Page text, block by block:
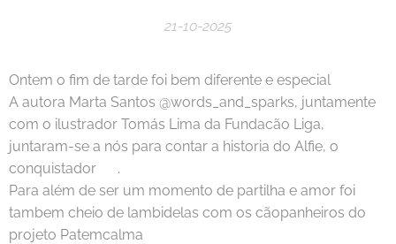
21-10-2025
Ontem o fim de tarde foi bem diferente e especial 🐾🐕
A autora Marta Santos @words_and_sparks, juntamente
com o ilustrador Tomás Lima da Fundacão Liga,
juntaram-se a nós para contar a historia do Alfie, o
conquistador 🐶.
Para além de ser um momento de partilha e amor foi
tambem cheio de lambidelas com os cãopanheiros do
projeto Patemcalma 😍